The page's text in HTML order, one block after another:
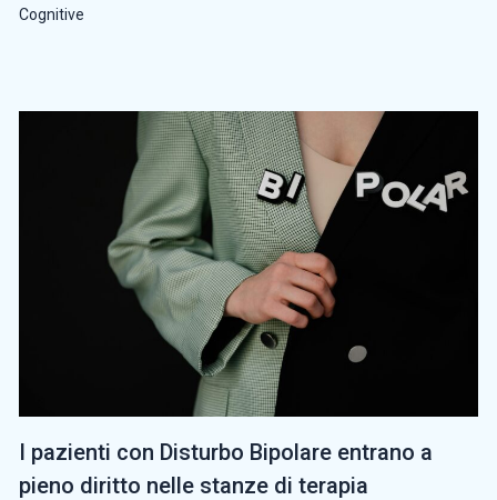
Cognitive
I pazienti con Disturbo Bipolare entrano a
pieno diritto nelle stanze di terapia